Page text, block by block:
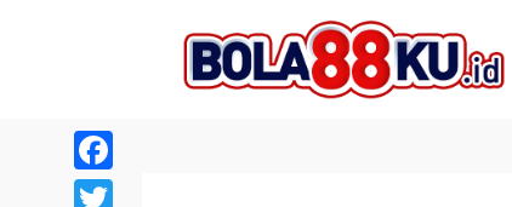
Facebook